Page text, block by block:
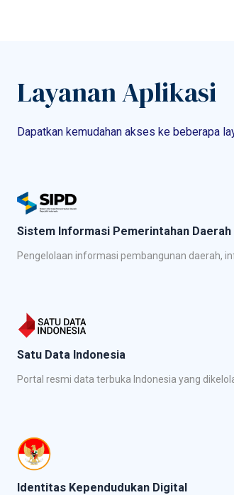
Layanan Aplikasi
Dapatkan kemudahan akses ke beberapa
Sistem Informasi Pemerintahan Daerah
Pengelolaan informasi pembangunan daerah,
Satu Data Indonesia
Portal resmi data terbuka Indonesia yang
Identitas Kependudukan Digital